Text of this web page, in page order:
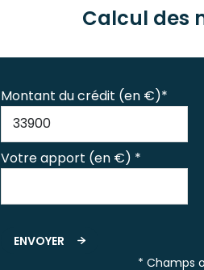
Calcul des
Montant du crédit (en €)*
Votre apport (en €) *
ENVOYER
* Champs